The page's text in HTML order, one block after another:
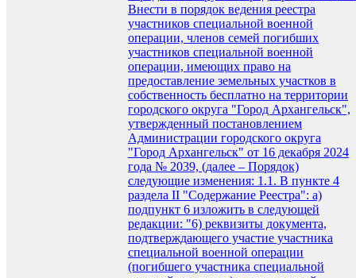
Внести в порядок ведения реестра
участников специальной военной
операции, членов семей погибших
участников специальной военной
операции, имеющих право на
предоставление земельных участков в
собственность бесплатно на территории
городского округа "Город Архангельск",
утвержденный постановлением
Администрации городского округа
"Город Архангельск" от 16 декабря 2024
года № 2039, (далее – Порядок)
следующие изменения: 1.1. В пункте 4
раздела II "Содержание Реестра": а)
подпункт 6 изложить в следующей
редакции: "6) реквизиты документа,
подтверждающего участие участника
специальной военной операции
(погибшего участника специальной